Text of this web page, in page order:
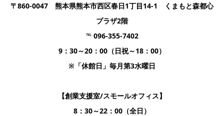
〒860-0047 熊本県熊本市西区春日1丁目14-1 くまもと森都心
プラザ2階
℡ 096-355-7402
9：30～20：00（日祝～18：00）
※「休館日」毎月第3水曜日
【創業支援室/スモールオフィス】
8：30～22：00（全日）